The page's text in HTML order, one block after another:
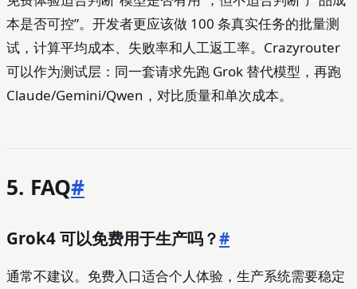
本是否可控”。开发者更应该做 100 条真实任务的批量测
试，计算平均成本、失败率和人工返工率。Crazyrouter
可以作为测试层：同一套请求先跑 Grok 替代模型，再跑
Claude/Gemini/Qwen，对比质量和单次成本。
5. FAQ#
Grok4 可以免费用于生产吗？#
通常不建议。免费入口适合个人体验，生产系统需要稳定